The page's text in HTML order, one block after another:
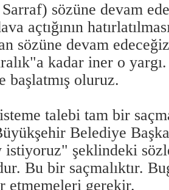
sözüne devam
açtığının
sözüne devam
kadar iner o
başlatmış oluruz.
talebi tam bir
Belediye
istiyoruz" şeklindeki
Bu bir saçmalıktır.
etmemeleri gerekir.